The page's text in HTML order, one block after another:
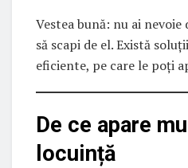
Vestea bună: nu ai nevoie
să scapi de el. Există
eficiente, pe care le poți
De ce apare
locuință